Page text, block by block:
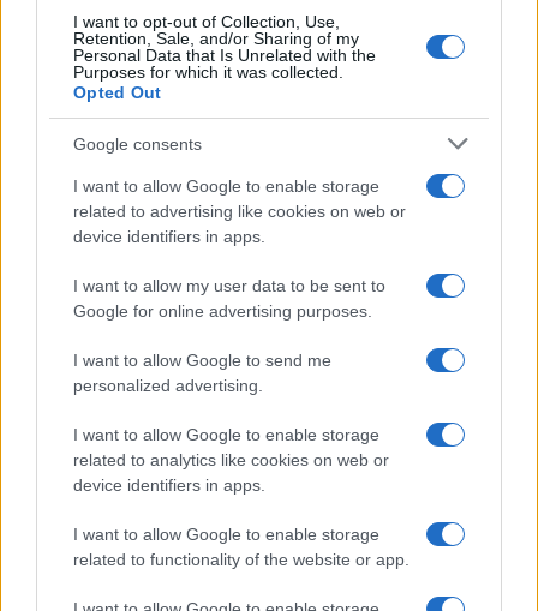
I want to opt-out of Collection, Use,
Retention, Sale, and/or Sharing of my
Personal Data that Is Unrelated with the
Purposes for which it was collected.
Opted Out
Google consents
I want to allow Google to enable storage
related to advertising like cookies on web or
device identifiers in apps.
I want to allow my user data to be sent to
Google for online advertising purposes.
I want to allow Google to send me
personalized advertising.
I want to allow Google to enable storage
related to analytics like cookies on web or
device identifiers in apps.
I want to allow Google to enable storage
related to functionality of the website or app.
UK
News Hub UK
Lgbtq News
NL Newz